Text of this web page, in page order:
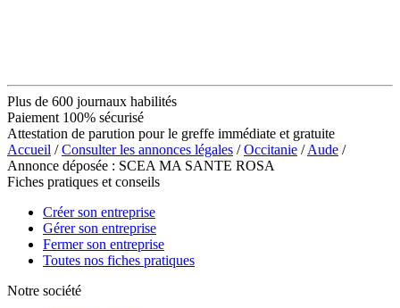
Plus de 600 journaux habilités
Paiement 100% sécurisé
Attestation de parution pour le greffe immédiate et gratuite
Accueil /Consulter les annonces légales /Occitanie /Aude /
Annonce déposée : SCEA MA SANTE ROSA
Fiches pratiques et conseils
Créer son entreprise
Gérer son entreprise
Fermer son entreprise
Toutes nos fiches pratiques
Notre société